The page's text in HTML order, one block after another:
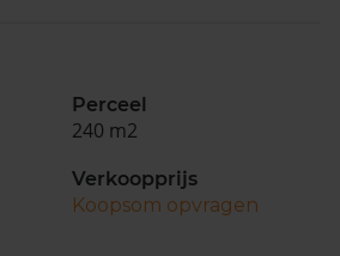
Perceel
240 m2
Verkoopprijs
Koopsom opvragen